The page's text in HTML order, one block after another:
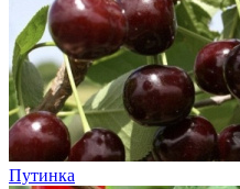
Путинка